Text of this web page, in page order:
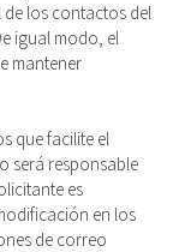
los contactos del
igual modo, el
mantener
que facilite el
será responsable
es
en los
de correo